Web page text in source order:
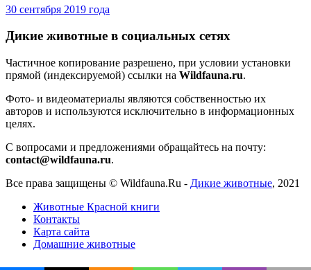
30 сентября 2019 года
Дикие животные в социальных сетях
Частичное копирование разрешено, при условии установки
прямой (индексируемой) ссылки на Wildfauna.ru.
Фото- и видеоматериалы являются собственностью их
авторов и используются исключительно в информационных
целях.
С вопросами и предложениями обращайтесь на почту:
contact@wildfauna.ru.
Все права защищены © Wildfauna.Ru - Дикие животные, 2021
Животные Красной книги
Контакты
Карта сайта
Домашние животные